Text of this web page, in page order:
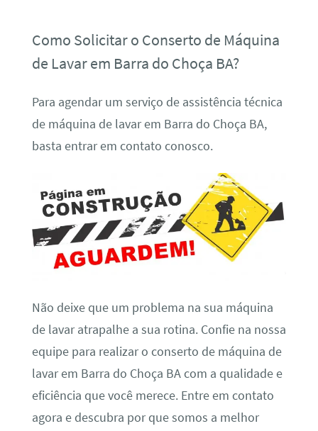
Como Solicitar o Conserto de Máquina
de Lavar em Barra do Choça BA?
Para agendar um serviço de assistência técnica
de máquina de lavar em Barra do Choça BA,
basta entrar em contato conosco.
Não deixe que um problema na sua máquina
de lavar atrapalhe a sua rotina. Confie na nossa
equipe para realizar o conserto de máquina de
lavar em Barra do Choça BA com a qualidade e
eficiência que você merece. Entre em contato
agora e descubra por que somos a melhor